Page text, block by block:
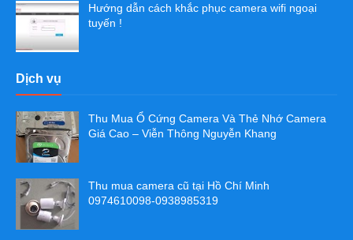
Hướng dẫn cách khắc phục camera wifi ngoại
tuyến !
Dịch vụ
Thu Mua Ổ Cứng Camera Và Thẻ Nhớ Camera
Giá Cao – Viễn Thông Nguyễn Khang
Thu mua camera cũ tại Hồ Chí Minh
0974610098-0938985319